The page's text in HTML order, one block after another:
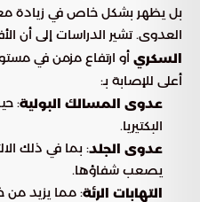
بل يظهر بشكل خاص في زيادة
العدوى. تشير الدراسات إلى أن
السكري أو ارتفاع مزمن في
أعلى للإصابة بـ:
عدوى المسالك البولية:
البكتيريا.
عدوى الجلد: بما في ذلك
يصعب شفاؤها.
التهابات الرئة: مما يزيد من